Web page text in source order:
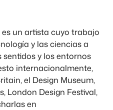
es un artista cuyo trabajo
y las ciencias a
sentidos y los entornos
internacionalmente,
el Design Museum,
London Design Festival,
en